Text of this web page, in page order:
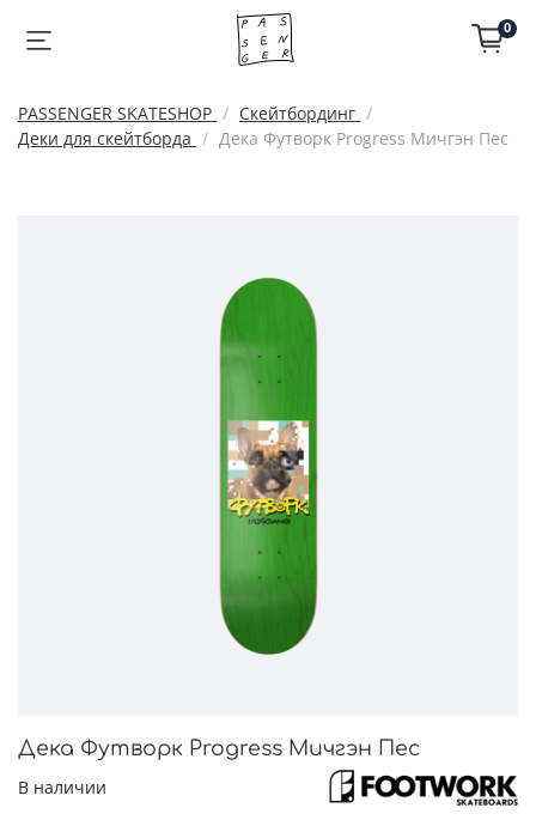
0
PASSENGER SKATESHOP
Скейтбординг
Деки для скейтборда
Дека Футворк Progress Мичгэн Пес
Дека Футворк Progress Мичгэн Пес
В наличии